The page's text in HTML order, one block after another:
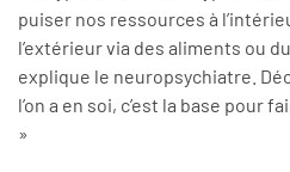
puiser nos ressources à
l’extérieur via des aliments ou
explique le neuropsychiatre.
l’on a en soi, c’est la base pour
»